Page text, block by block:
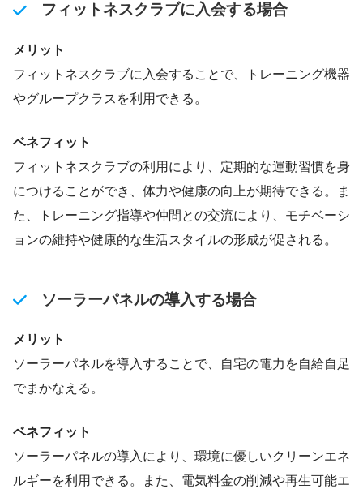
フィットネスクラブに入会する場合
メリット
フィットネスクラブに入会することで、トレーニング機器
やグループクラスを利用できる。
ベネフィット
フィットネスクラブの利用により、定期的な運動習慣を身
につけることができ、体力や健康の向上が期待できる。ま
た、トレーニング指導や仲間との交流により、モチベーシ
ョンの維持や健康的な生活スタイルの形成が促される。
ソーラーパネルの導入する場合
メリット
ソーラーパネルを導入することで、自宅の電力を自給自足
でまかなえる。
ベネフィット
ソーラーパネルの導入により、環境に優しいクリーンエネ
ルギーを利用できる。また、電気料金の削減や再生可能エ